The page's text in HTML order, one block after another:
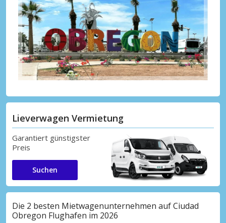
Lieverwagen Vermietung
Garantiert günstigster
Preis
Suchen
Die 2 besten Mietwagenunternehmen auf Ciudad
Obregon Flughafen im 2026